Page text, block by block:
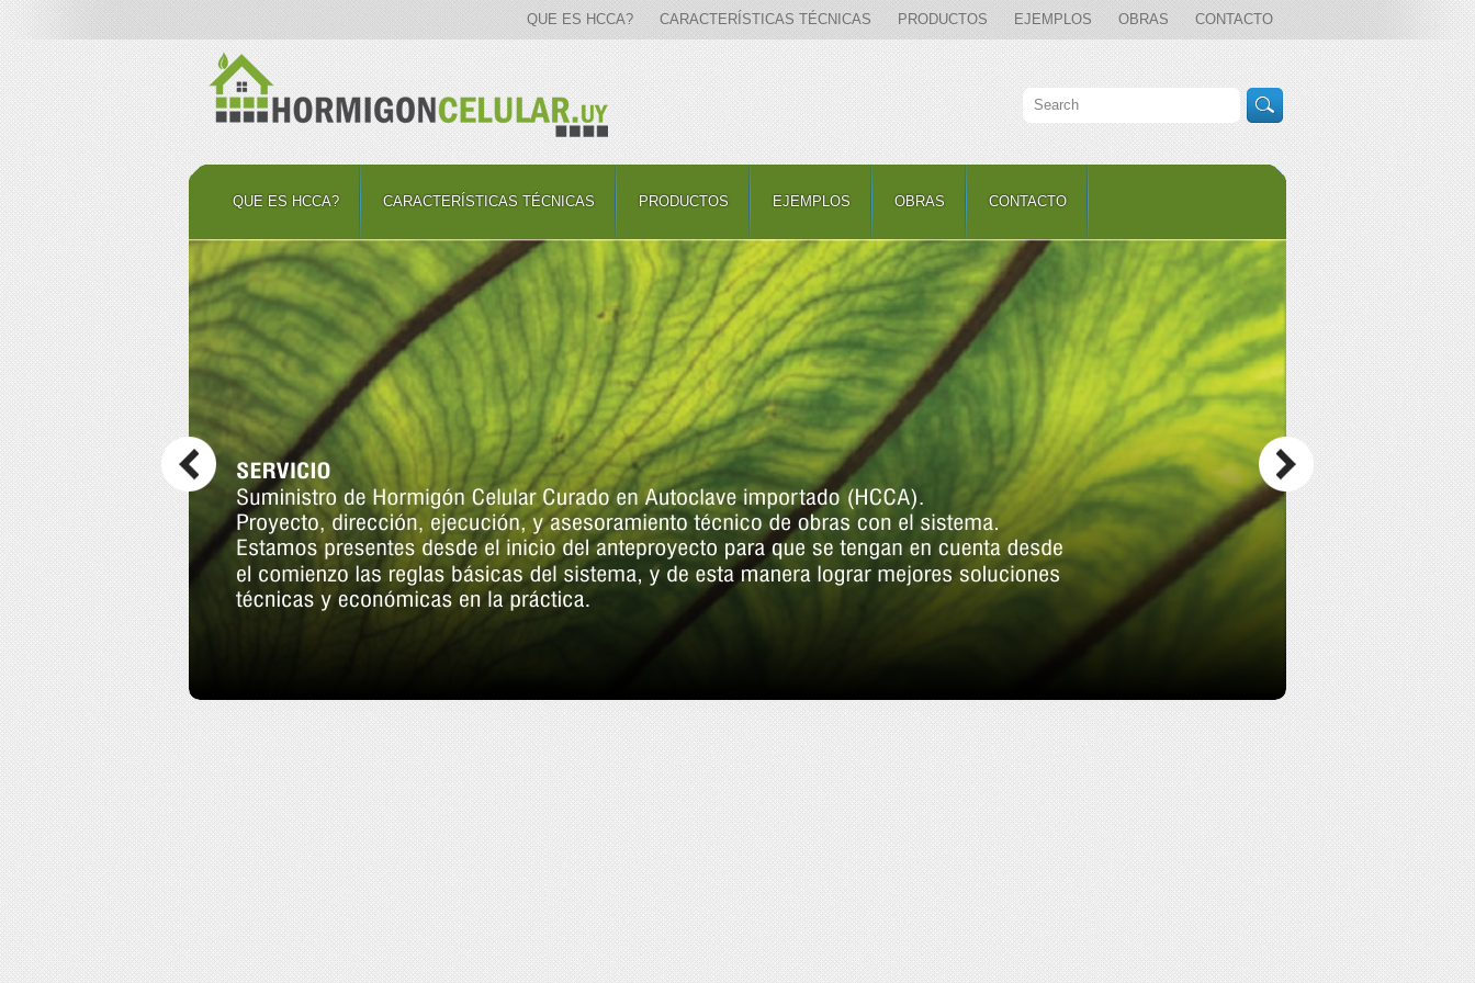
QUE ES HCCA? CARACTERÍSTICAS TÉCNICAS PRODUCTOS EJEMPLOS OBRAS CONTACTO
QUE ES HCCA? CARACTERÍSTICAS TÉCNICAS PRODUCTOS EJEMPLOS OBRAS CONTACTO